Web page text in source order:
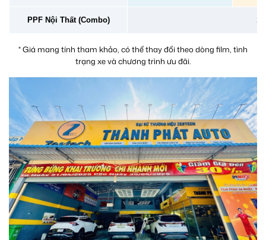
PPF Nội Thất (Combo)
* Giá mang tính tham khảo, có thể thay đổi theo dòng film, tình
trạng xe và chương trình ưu đãi.